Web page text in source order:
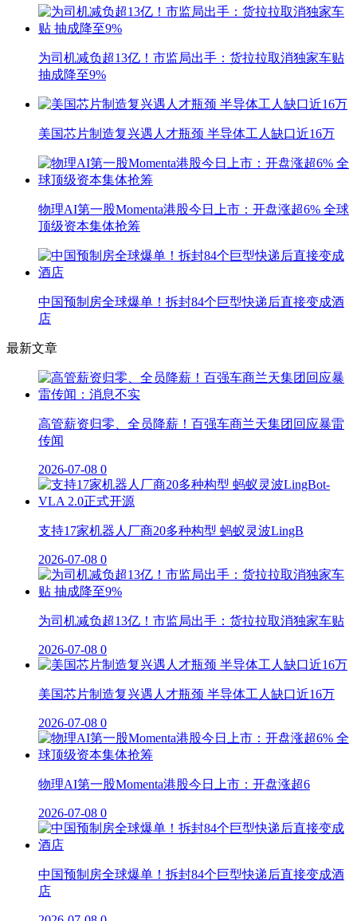
为司机减负超13亿！市监局出手：货拉拉取消独家车贴
抽成降至9%
美国芯片制造复兴遇人才瓶颈 半导体工人缺口近16万
物理AI第一股Momenta港股今日上市：开盘涨超6% 全球
顶级资本集体抢筹
中国预制房全球爆单！拆封84个巨型快递后直接变成酒
店
最新文章
高管薪资归零、全员降薪！百强车商兰天集团回应暴雷
传闻
2026-07-08 0
支持17家机器人厂商20多种构型 蚂蚁灵波LingB
2026-07-08 0
为司机减负超13亿！市监局出手：货拉拉取消独家车贴
2026-07-08 0
美国芯片制造复兴遇人才瓶颈 半导体工人缺口近16万
2026-07-08 0
物理AI第一股Momenta港股今日上市：开盘涨超6
2026-07-08 0
中国预制房全球爆单！拆封84个巨型快递后直接变成酒
店